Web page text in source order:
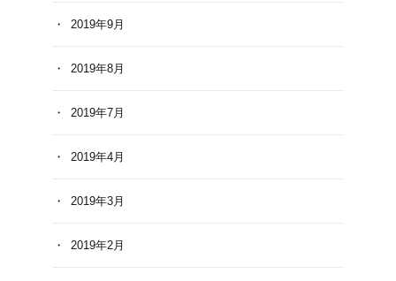
2019年9月
2019年8月
2019年7月
2019年4月
2019年3月
2019年2月